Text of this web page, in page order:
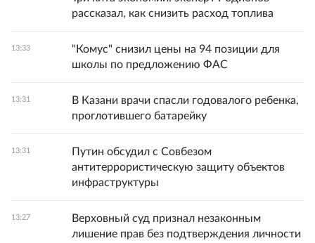
рассказал, как снизить расход топлива
13:33
"Комус" снизил цены на 94 позиции для
школы по предложению ФАС
13:31
В Казани врачи спасли годовалого ребенка,
проглотившего батарейку
13:31
Путин обсудил с Совбезом
антитеррористическую защиту объектов
инфраструктуры
13:27
Верховный суд признал незаконным
лишение прав без подтверждения личности